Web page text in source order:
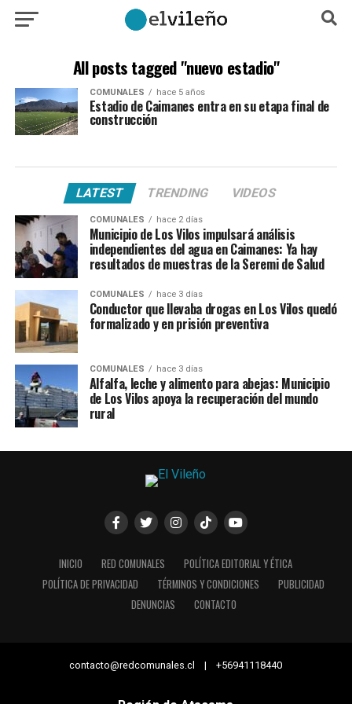
All posts tagged "nuevo estadio"
COMUNALES hace 5 años
Estadio de Caimanes entra en su etapa final de
construcción
LATEST TRENDING VIDEOS
COMUNALES hace 2 días
Municipio de Los Vilos impulsará análisis
independientes del agua en Caimanes: Ya hay
resultados de muestras de la Seremi de Salud
COMUNALES hace 3 días
Conductor que llevaba drogas en Los Vilos quedó
formalizado y en prisión preventiva
COMUNALES hace 3 días
Alfalfa, leche y alimento para abejas: Municipio
de Los Vilos apoya la recuperación del mundo
rural
INICIO RED COMUNALES
POLÍTICA EDITORIAL Y ÉTICA
POLÍTICA DE PRIVACIDAD
TÉRMINOS Y CONDICIONES
PUBLICIDAD
DENUNCIAS
CONTACTO
contacto@redcomunales.cl | +56941118440